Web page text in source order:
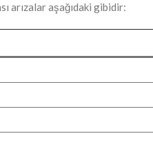
arızalar aşağıdaki gibidir: